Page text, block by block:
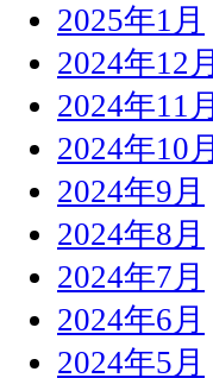
2025年1月
2024年12月
2024年11月
2024年10月
2024年9月
2024年8月
2024年7月
2024年6月
2024年5月